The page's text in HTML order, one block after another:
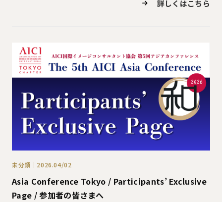
詳しくはこちら
未分類｜2026.04/02
Asia Conference Tokyo / Participants’ Exclusive
Page / 参加者の皆さまへ